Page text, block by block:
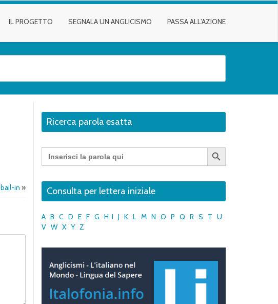
IL PROGETTO SEGNALA UN ANGLICISMO PASSA ALL’AZIONE
bail-in »
Ricerca parola esatta
Search
for:
Search Button
Consulta per lettera iniziale
A B C D E F G H I J K L M N O P Q R S T U
V W X Y Z